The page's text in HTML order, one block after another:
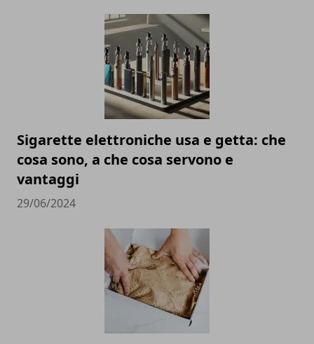
Sigarette elettroniche usa e getta: che
cosa sono, a che cosa servono e
vantaggi
29/06/2024